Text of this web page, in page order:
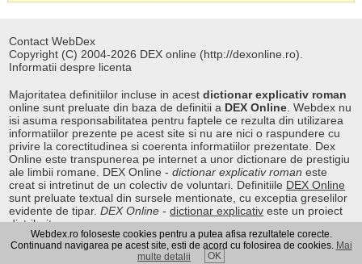
Contact WebDex
Copyright (C) 2004-2026 DEX online (http://dexonline.ro).
Informatii despre licenta
Majoritatea definitiilor incluse in acestdictionar explicativ roman
online sunt preluate din baza de definitii a DEX Online . Webdex nu
isi asuma responsabilitatea pentru faptele ce rezulta din utilizarea
informatiilor prezente pe acest site si nu are nici o raspundere cu
privire la corectitudinea si coerenta informatiilor prezentate. Dex
Online este transpunerea pe internet a unor dictionare de prestigiu
ale limbii romane. DEX Online -dictionar explicativ roman este
creat si intretinut de un colectiv de voluntari. Definitiile DEX Online
sunt preluate textual din sursele mentionate, cu exceptia greselilor
evidente de tipar.DEX Online -dictionar explicativ este un proiect
distribuit.
Webdex.ro foloseste cookies pentru a putea afisa rezultatele corecte.
Continuand navigarea pe acest site, esti de acord cu folosirea de cookies. Mai
multe detalii
OK